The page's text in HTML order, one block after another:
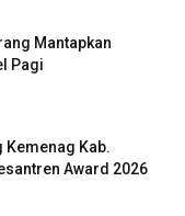
Mantapkan
Pagi
Kemenag Kab.
Award 2026